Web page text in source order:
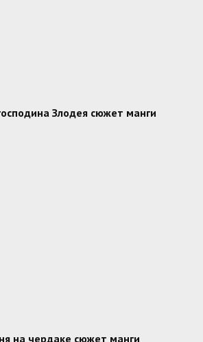
Злодея сюжет манги
на чердаке сюжет манги